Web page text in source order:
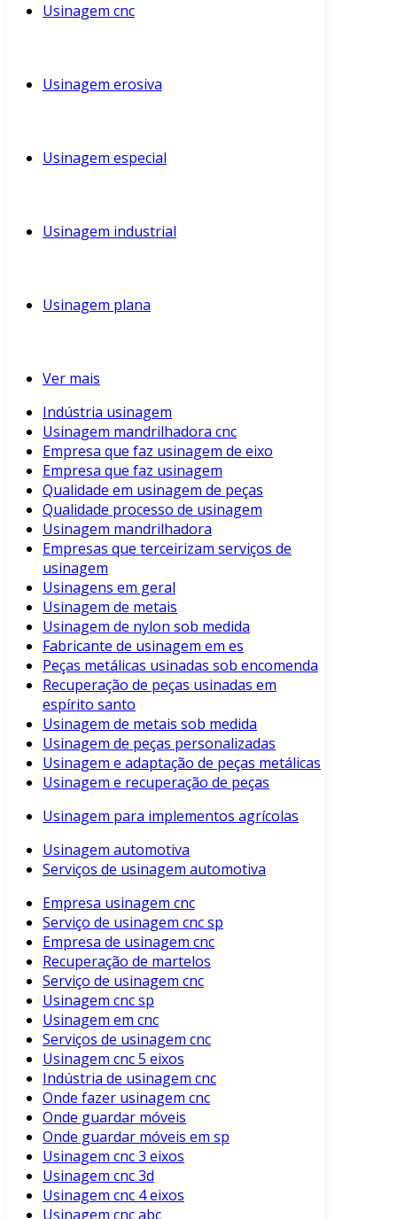
Usinagem cnc
Usinagem erosiva
Usinagem especial
Usinagem industrial
Usinagem plana
Ver mais
Indústria usinagem
Usinagem mandrilhadora cnc
Empresa que faz usinagem de eixo
Empresa que faz usinagem
Qualidade em usinagem de peças
Qualidade processo de usinagem
Usinagem mandrilhadora
Empresas que terceirizam serviços de
usinagem
Usinagens em geral
Usinagem de metais
Usinagem de nylon sob medida
Fabricante de usinagem em es
Peças metálicas usinadas sob encomenda
Recuperação de peças usinadas em
espírito santo
Usinagem de metais sob medida
Usinagem de peças personalizadas
Usinagem e adaptação de peças metálicas
Usinagem e recuperação de peças
Usinagem para implementos agrícolas
Usinagem automotiva
Serviços de usinagem automotiva
Empresa usinagem cnc
Serviço de usinagem cnc sp
Empresa de usinagem cnc
Recuperação de martelos
Serviço de usinagem cnc
Usinagem cnc sp
Usinagem em cnc
Serviços de usinagem cnc
Usinagem cnc 5 eixos
Indústria de usinagem cnc
Onde fazer usinagem cnc
Onde guardar móveis
Onde guardar móveis em sp
Usinagem cnc 3 eixos
Usinagem cnc 3d
Usinagem cnc 4 eixos
Usinagem cnc abc